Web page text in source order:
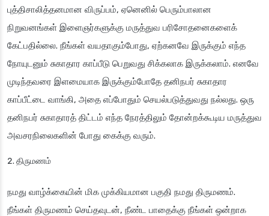
புத்திசாலித்தனமான விருப்பம், ஏனெனில் பெரும்பாலான
நிறுவனங்கள் இளைஞர்களுக்கு மருத்துவ பரிசோதனைகளைக்
கேட்பதில்லை. நீங்கள் வயதாகும்போது, ஏற்கனவே இருக்கும் எந்த
நோயுடனும் சுகாதார காப்பீடு பெறுவது சிக்கலாக இருக்கலாம். எனவே
முடிந்தவரை இளமையாக இருக்கும்போதே தனிநபர் சுகாதார
காப்பீட்டை வாங்கி, அதை எப்போதும் செயல்படுத்துவது நல்லது. ஒரு
தனிநபர் சுகாதாரத் திட்டம் எந்த நேரத்திலும் தோன்றக்கூடிய மருத்துவ
அவசரநிலைகளின் போது கைக்கு வரும்.
திருமணம்
நமது வாழ்க்கையின் மிக முக்கியமான பகுதி நமது திருமணம்.
நீங்கள் திருமணம் செய்தவுடன், நீண்ட பாதைக்கு நீங்கள் ஒன்றாக